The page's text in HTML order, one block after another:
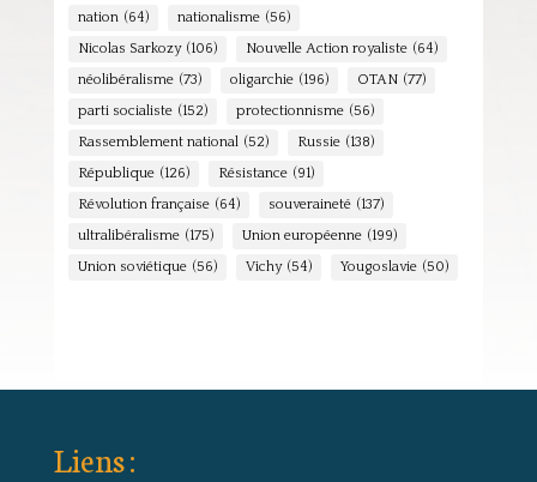
nation (64) nationalisme (56)
Nicolas Sarkozy (106) Nouvelle Action royaliste (64)
néolibéralisme (73) oligarchie (196) OTAN (77)
parti socialiste (152) protectionnisme (56)
Rassemblement national (52) Russie (138)
République (126) Résistance (91)
Révolution française (64) souveraineté (137)
ultralibéralisme (175) Union européenne (199)
Union soviétique (56) Vichy (54) Yougoslavie (50)
Liens :